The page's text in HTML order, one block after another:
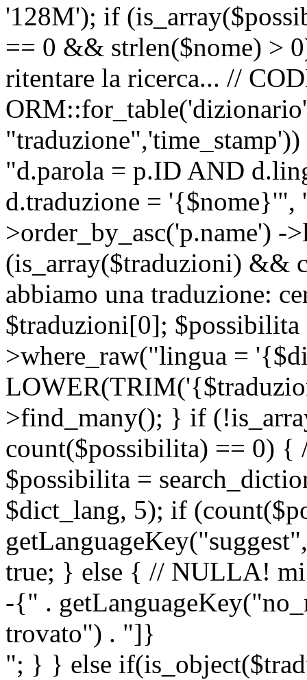
'128M'); if
== 0 && strlen($nome) >
ritentare la ricerca... //
"d.parola = p.ID AND
d.traduzione = '{$nome}'",
>order_by_asc('p.name')
(is_array($traduzioni) &&
abbiamo una traduzione:
$traduzioni[0];
>where_raw("lingua =
>find_many(); } if
count($possibilita) == 0) {
$possibilita =
$dict_lang, 5); if
true; } else { // NULLA! mi
-{" .
trovato") . "]}
"; } } else